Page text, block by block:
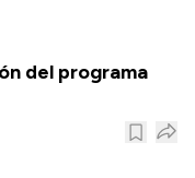
del programa